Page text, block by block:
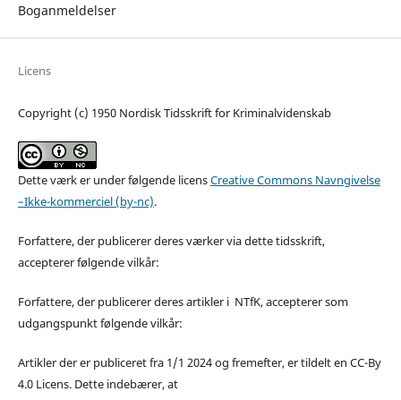
Boganmeldelser
Licens
Copyright (c) 1950 Nordisk Tidsskrift for Kriminalvidenskab
Dette værk er under følgende licensCreative Commons Navngivelse
–Ikke-kommerciel (by-nc).
Forfattere, der publicerer deres værker via dette tidsskrift,
accepterer følgende vilkår:
Forfattere, der publicerer deres artikler i NTfK, accepterer som
udgangspunkt følgende vilkår:
Artikler der er publiceret fra 1/1 2024 og fremefter, er tildelt en CC-By
4.0 Licens. Dette indebærer, at